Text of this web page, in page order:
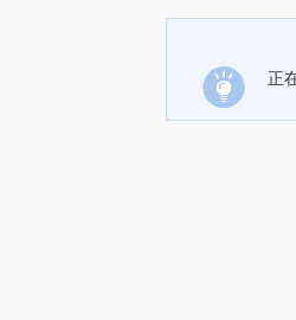
正